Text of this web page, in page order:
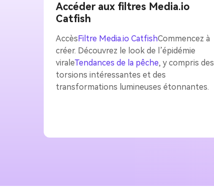
Accéder aux filtres Media.io
Catfish
Accès Filtre Media.io CatfishCommencez à
créer. Découvrez le look de l’épidémie
viraleTendances de la pêche, y compris des
torsions intéressantes et des
transformations lumineuses étonnantes.